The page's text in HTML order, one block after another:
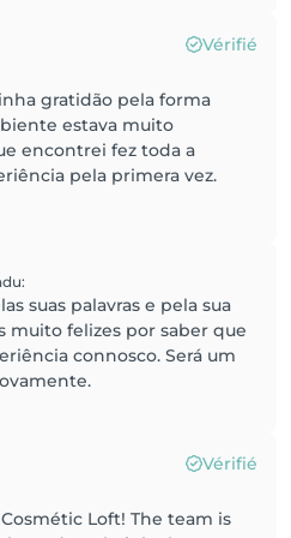
Vérifié
gratidão pela forma
estava muito
encontrei fez toda a
pela primera vez.
:
suas palavras e pela sua
muito felizes por saber que
connosco. Será um
Vérifié
Loft! The team is